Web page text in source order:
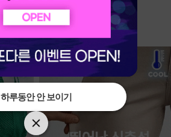
NEW
7%
하루동안 안 보이기
하루동안 안 보이기